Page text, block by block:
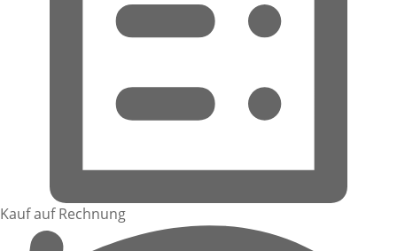
Kauf auf Rechnung